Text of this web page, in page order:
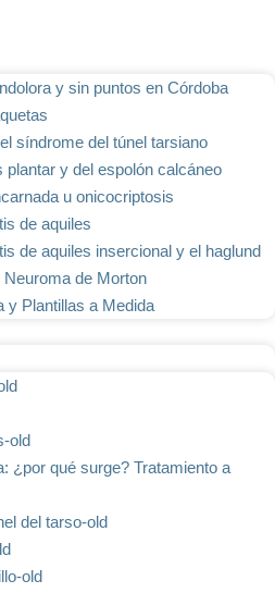
y sin puntos en Córdoba
síndrome del túnel tarsiano
plantar y del espolón calcáneo
u onicocriptosis
de aquiles
de aquiles insercional y el haglund
de Morton
y Plantillas a Medida
old
¿por qué surge? Tratamiento a
del tarso-old
old